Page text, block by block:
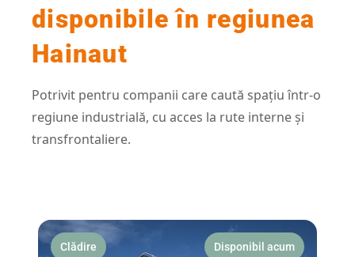
disponibile în regiunea
Hainaut
Potrivit pentru companii care caută spațiu într‑o
regiune industrială, cu acces la rute interne și
transfrontaliere.
Clădire Disponibil acum